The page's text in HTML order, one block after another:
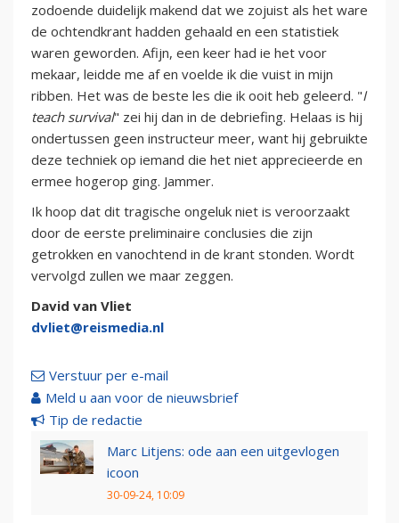
zodoende duidelijk makend dat we zojuist als het ware
de ochtendkrant hadden gehaald en een statistiek
waren geworden. Afijn, een keer had ie het voor
mekaar, leidde me af en voelde ik die vuist in mijn
ribben. Het was de beste les die ik ooit heb geleerd. "I
teach survival" zei hij dan in de debriefing. Helaas is hij
ondertussen geen instructeur meer, want hij gebruikte
deze techniek op iemand die het niet apprecieerde en
ermee hogerop ging. Jammer.
Ik hoop dat dit tragische ongeluk niet is veroorzaakt
door de eerste preliminaire conclusies die zijn
getrokken en vanochtend in de krant stonden. Wordt
vervolgd zullen we maar zeggen.
David van Vliet
dvliet@reismedia.nl
Verstuur per e-mail
Meld u aan voor de nieuwsbrief
Tip de redactie
Marc Litjens: ode aan een uitgevlogen
icoon
30-09-24, 10:09